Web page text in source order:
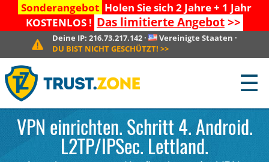
Sonderangebot Holen Sie sich 2 Jahre + 1 Jahr
KOSTENLOS ! Das limitierte Angebot>>
Deine IP: 216.73.217.142· Vereinigte Staaten ·
DU BIST NICHT GESCHÜTZT! >>
☰
VPN einrichten. Schritt 4. Android.
L2TP/IPSec. Lettland.